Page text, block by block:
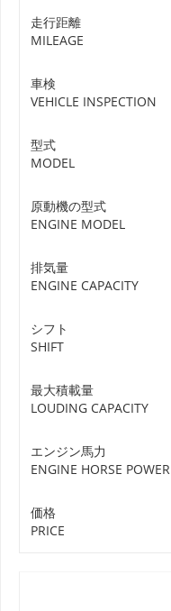
走行距離
MILEAGE
車検
VEHICLE INSPECTION
型式
MODEL
原動機の型式
ENGINE MODEL
排気量
ENGINE CAPACITY
シフト
SHIFT
最大積載量
LOUDING CAPACITY
エンジン馬力
ENGINE HORSE POWER
価格
PRICE